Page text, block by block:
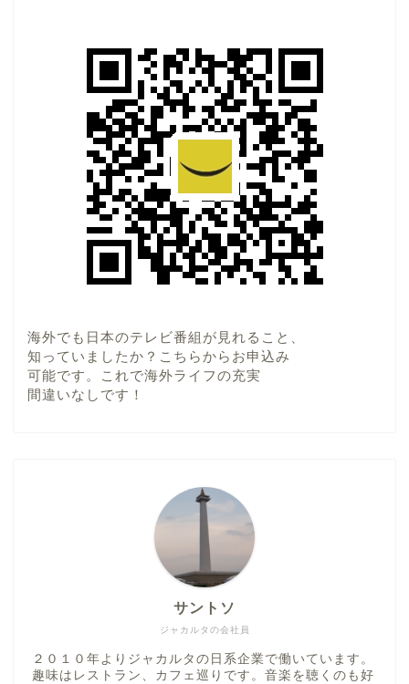
海外でも日本のテレビ番組が見れること、
知っていましたか？こちらからお申込み
可能です。これで海外ライフの充実
間違いなしです！
ジャカルタの会社員
サントソ
２０１０年よりジャカルタの日系企業で働いています。
趣味はレストラン、カフェ巡りです。音楽を聴くのも好